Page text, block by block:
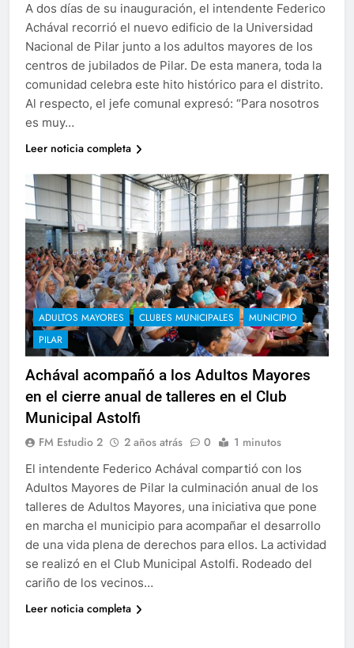
A dos días de su inauguración, el intendente Federico
Achával recorrió el nuevo edificio de la Universidad
Nacional de Pilar junto a los adultos mayores de los
centros de jubilados de Pilar. De esta manera, toda la
comunidad celebra este hito histórico para el distrito.
Al respecto, el jefe comunal expresó: “Para nosotros
es muy…
Leer noticia completa
ADULTOS MAYORES CLUBES MUNICIPALES
MUNICIPIO
PILAR
Achával acompañó a los Adultos Mayores
en el cierre anual de talleres en el Club
Municipal Astolfi
FM Estudio 2 2 años atrás 0 1 minutos
El intendente Federico Achával compartió con los
Adultos Mayores de Pilar la culminación anual de los
talleres de Adultos Mayores, una iniciativa que pone
en marcha el municipio para acompañar el desarrollo
de una vida plena de derechos para ellos. La actividad
se realizó en el Club Municipal Astolfi. Rodeado del
cariño de los vecinos…
Leer noticia completa